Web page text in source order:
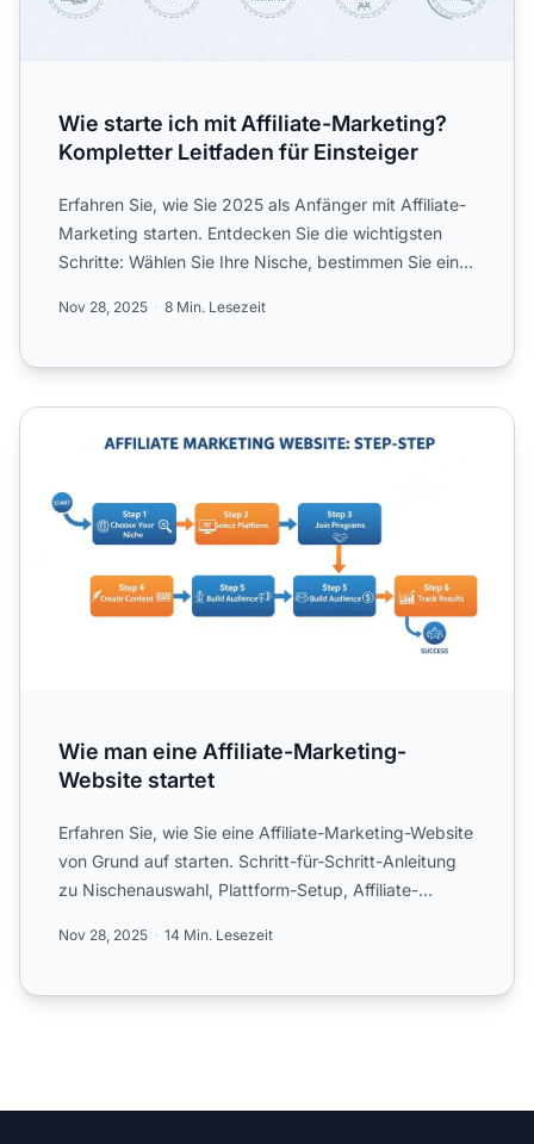
Wie starte ich mit Affiliate-Marketing?
Kompletter Leitfaden für Einsteiger
Erfahren Sie, wie Sie 2025 als Anfänger mit Affiliate-
Marketing starten. Entdecken Sie die wichtigsten
Schritte: Wählen Sie Ihre Nische, bestimmen Sie eine
Nov 28, 2025 8 Min. Lesezeit
Wie man eine Affiliate-Marketing-Website startet
Wie man eine Affiliate-Marketing-
Website startet
Erfahren Sie, wie Sie eine Affiliate-Marketing-Website
von Grund auf starten. Schritt-für-Schritt-Anleitung
zu Nischenauswahl, Plattform-Setup, Affiliate-
Nov 28, 2025 14 Min. Lesezeit